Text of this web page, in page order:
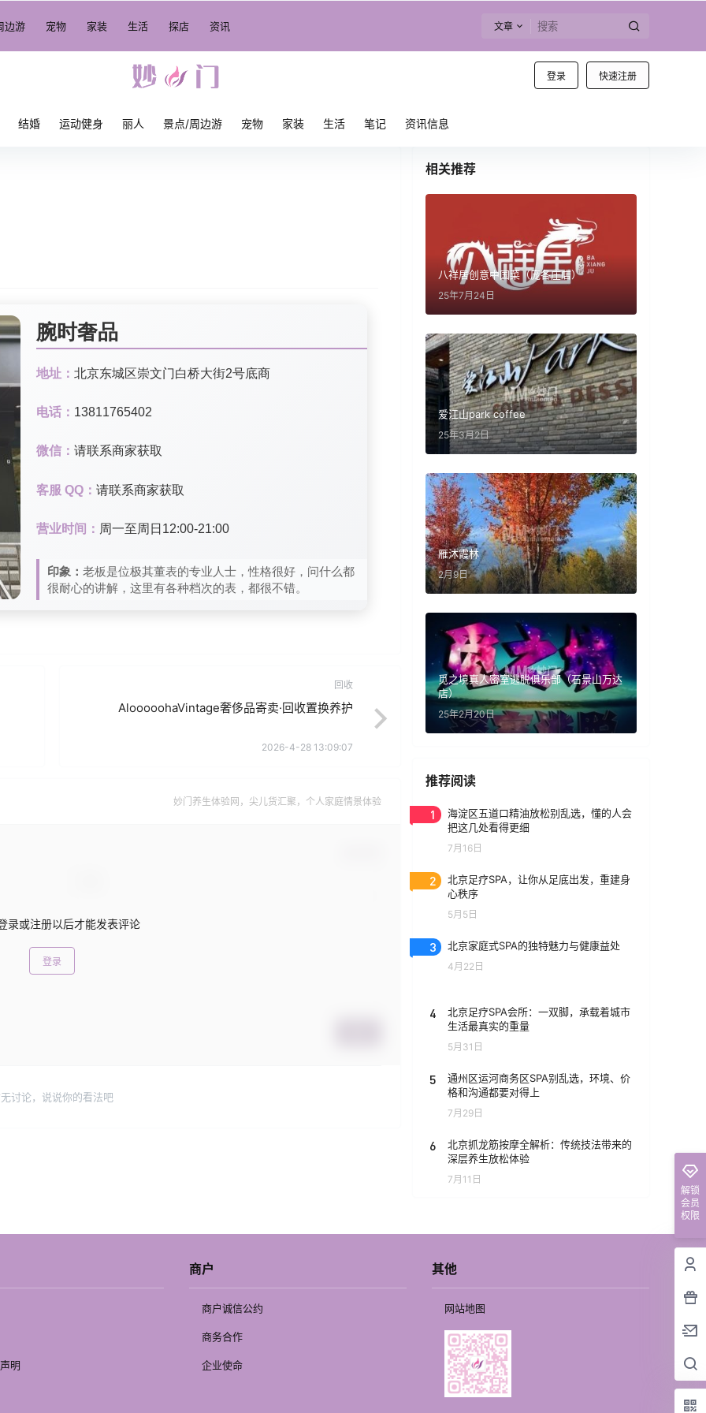
边游 宠物 家装 生活 探店 资讯 文章
登录 快速注册
结婚 运动健身 丽人 景点/周边游 宠物 家装 生活 笔记 资讯信息
腕时奢品
地址： 北京东城区崇文门白桥大街2号底商
电话： 13811765402
微信： 请联系商家获取
客服 QQ： 请联系商家获取
营业时间： 周一至周日12:00-21:00
印象： 老板是位极其董表的专业人士，性格很好，问什么都
很耐心的讲解，这里有各种档次的表，都很不错。
回收
AlooooohaVintage奢侈品寄卖·回收置换养护
2026-4-28 13:09:07
妙门养生体验网，尖儿货汇聚，个人家庭情景体验
录或注册以后才能发表评论
登录
讨论，说说你的看法吧
相关推荐
八祥居创意中国菜（庞各庄店）
25年7月24日
爱江山park coffee
25年3月2日
雁沐霞林
2月9日
觅之境真人密室逃脱俱乐部（石景山万达
店）
25年2月20日
推荐阅读
1
海淀区五道口精油放松别乱选，懂的人会
把这几处看得更细
7月16日
2
北京足疗SPA，让你从足底出发，重建身
心秩序
5月5日
3 北京家庭式SPA的独特魅力与健康益处
4月22日
4
北京足疗SPA会所：一双脚，承载着城市
生活最真实的重量
5月31日
5
通州区运河商务区SPA别乱选，环境、价
格和沟通都要对得上
7月29日
6
北京抓龙筋按摩全解析：传统技法带来的
深层养生放松体验
7月11日
解锁
会员
权限
明
商户
商户诚信公约
商务合作
企业使命
其他
网站地图